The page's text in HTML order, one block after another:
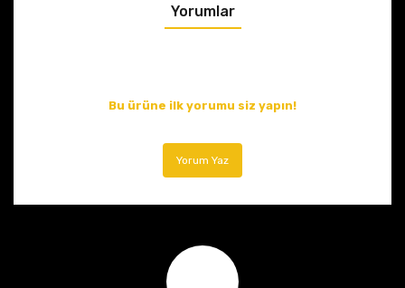
Yorumlar
Bu ürüne ilk yorumu siz yapın!
Yorum Yaz